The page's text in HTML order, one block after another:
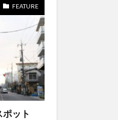
FEATURE
ット